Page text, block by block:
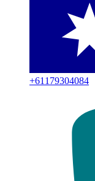
+61179304084